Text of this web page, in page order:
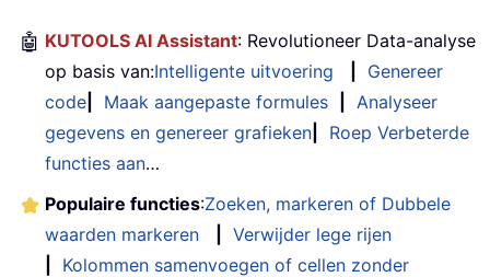
🤖 KUTOOLS AI Assistant: Revolutioneer Data-analyse
op basis van:Intelligente uitvoering
Genereer
code
Maak aangepaste formules
Analyseer
gegevens en genereer grafieken
Roep Verbeterde
functies aan…
Populaire functies:Zoeken, markeren of Dubbele
waarden markeren
Verwijder lege rijen
Kolommen samenvoegen of cellen zonder